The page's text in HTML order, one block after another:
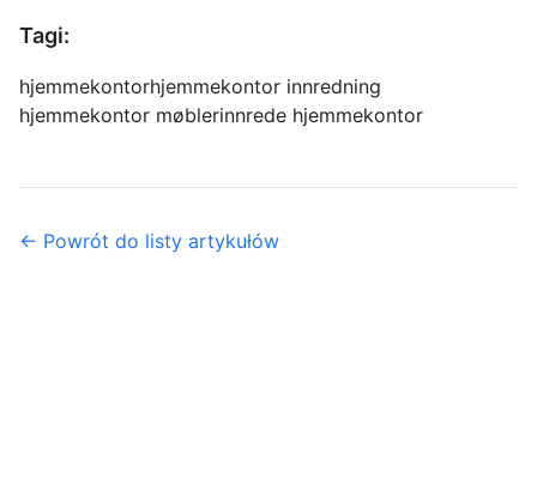
Tagi:
hjemmekontorhjemmekontor innredning
hjemmekontor møblerinnrede hjemmekontor
← Powrót do listy artykułów